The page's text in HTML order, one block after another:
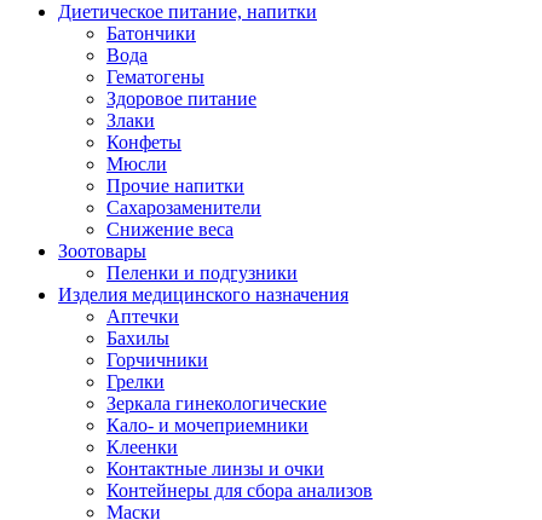
Диетическое питание, напитки
Батончики
Вода
Гематогены
Здоровое питание
Злаки
Конфеты
Мюсли
Прочие напитки
Сахарозаменители
Снижение веса
Зоотовары
Пеленки и подгузники
Изделия медицинского назначения
Аптечки
Бахилы
Горчичники
Грелки
Зеркала гинекологические
Кало- и мочеприемники
Клеенки
Контактные линзы и очки
Контейнеры для сбора анализов
Маски